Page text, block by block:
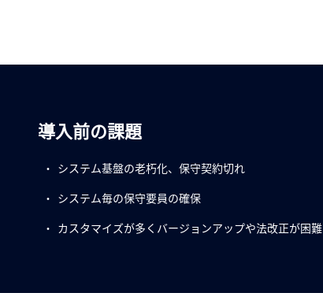
導入前の課題
システム基盤の老朽化、保守契約切れ
システム毎の保守要員の確保
カスタマイズが多くバージョンアップや法改正が困難